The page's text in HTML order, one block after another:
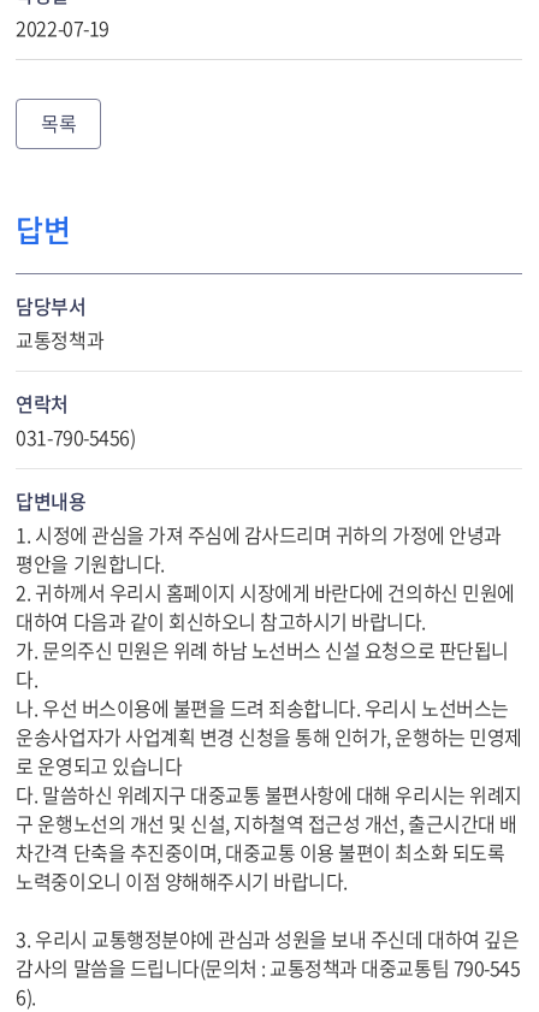
2022-07-19
목록
답변
담당부서
교통정책과
연락처
031-790-5456)
답변내용
1. 시정에 관심을 가져 주심에 감사드리며 귀하의 가정에 안녕과
평안을 기원합니다.
2. 귀하께서 우리시 홈페이지 시장에게 바란다에 건의하신 민원에
대하여 다음과 같이 회신하오니 참고하시기 바랍니다.
가. 문의주신 민원은 위례 하남 노선버스 신설 요청으로 판단됩니
다.
나. 우선 버스이용에 불편을 드려 죄송합니다. 우리시 노선버스는
운송사업자가 사업계획 변경 신청을 통해 인허가, 운행하는 민영제
로 운영되고 있습니다
다. 말씀하신 위례지구 대중교통 불편사항에 대해 우리시는 위례지
구 운행노선의 개선 및 신설, 지하철역 접근성 개선, 출근시간대 배
차간격 단축을 추진중이며, 대중교통 이용 불편이 최소화 되도록
노력중이오니 이점 양해해주시기 바랍니다.
3. 우리시 교통행정분야에 관심과 성원을 보내 주신데 대하여 깊은
감사의 말씀을 드립니다(문의처 : 교통정책과 대중교통팀 790-545
6).